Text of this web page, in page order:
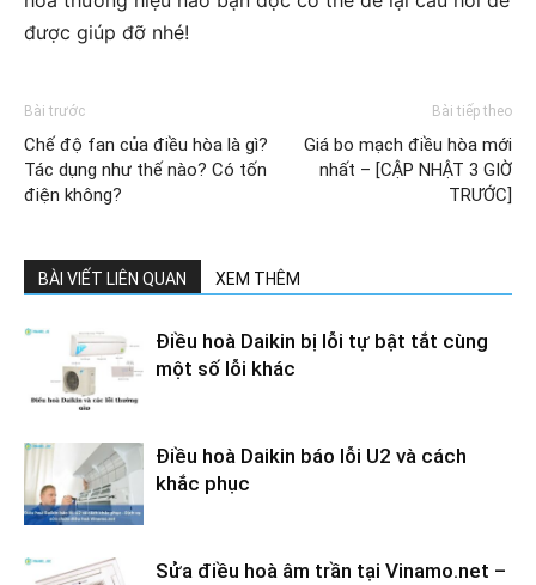
được giúp đỡ nhé!
Bài trước
Chế độ fan của điều hòa là gì?
Tác dụng như thế nào? Có tốn
điện không?
Bài tiếp theo
Giá bo mạch điều hòa mới
nhất – [CẬP NHẬT 3 GIỜ
TRƯỚC]
BÀI VIẾT LIÊN QUAN XEM THÊM
Điều hoà Daikin bị lỗi tự bật tắt cùng
một số lỗi khác
Điều hoà Daikin báo lỗi U2 và cách
khắc phục
Sửa điều hoà âm trần tại Vinamo.net –